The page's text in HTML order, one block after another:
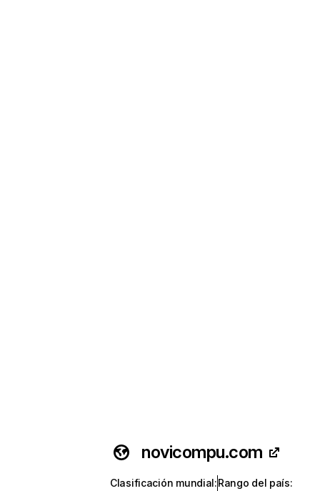
novicompu.com
Clasificación mundial:Rango del país: